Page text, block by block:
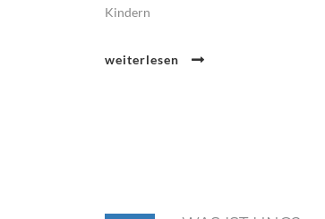
Kindern
weiterlesen